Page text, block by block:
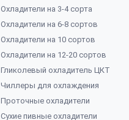
Охладители на 3-4 сорта
Охладители на 6-8 сортов
Охладители на 10 сортов
Охладители на 12-20 сортов
Гликолевый охладитель ЦКТ
Чиллеры для охлаждения
Проточные охладители
Сухие пивные охладители